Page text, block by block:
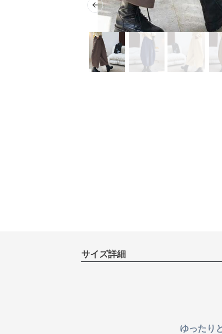
Previous slide
サイズ詳細
ゆったり